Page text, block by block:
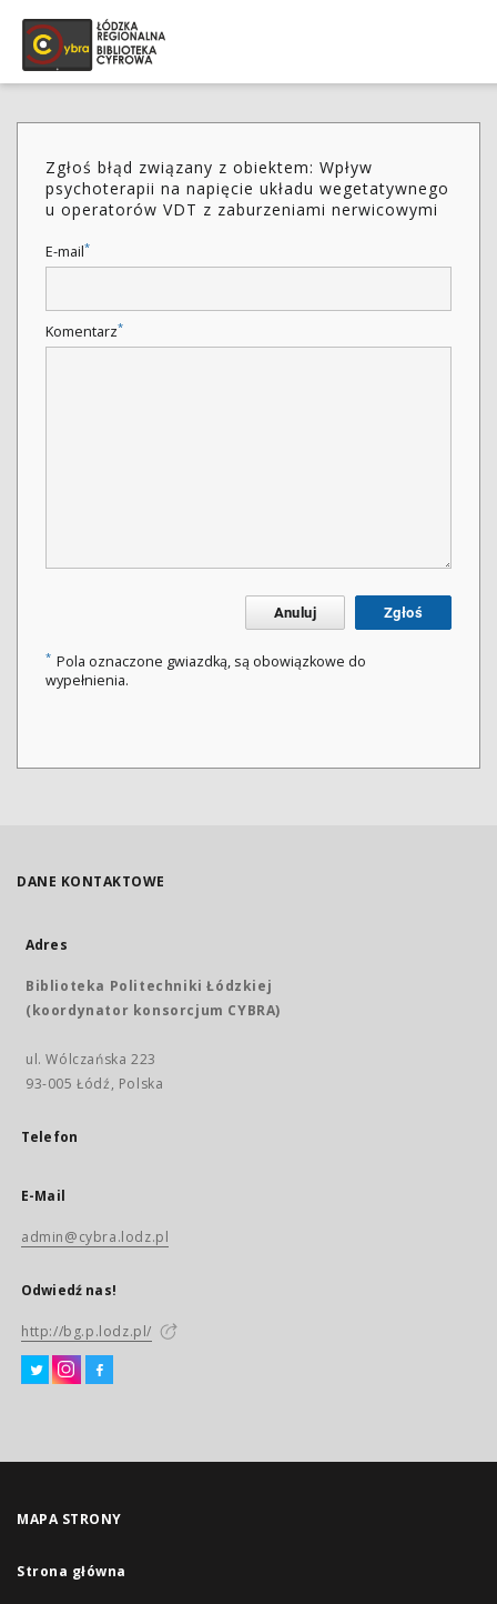
Zgłoś błąd związany z obiektem: Wpływ
psychoterapii na napięcie układu wegetatywnego
u operatorów VDT z zaburzeniami nerwicowymi
E-mail*
Komentarz*
Anuluj Zgłoś
* Pola oznaczone gwiazdką, są obowiązkowe do
wypełnienia.
DANE KONTAKTOWE
Adres
Biblioteka Politechniki Łódzkiej
(koordynator konsorcjum CYBRA)
ul. Wólczańska 223
93-005 Łódź, Polska
Telefon
E-Mail
admin@cybra.lodz.pl
Odwiedź nas!
http://bg.p.lodz.pl/
MAPA STRONY
Strona główna